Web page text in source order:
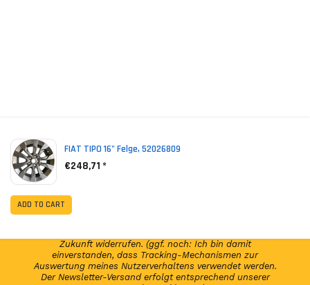
FIAT TIPO 16" Felge, 52026809
€248,71 *
ADD TO CARTAbonniere jetzt unseren Newsletter und erhalte per E-
Mail regelmäßig Infos regelmäßig Infos und exklusive
Zukunft widerrufen. (ggf. noch: Ich bin damit
einverstanden, dass Tracking-Mechanismen zur
Auswertung meines Nutzerverhaltens verwendet werden.
Der Newsletter-Versand erfolgt entsprechend unserer